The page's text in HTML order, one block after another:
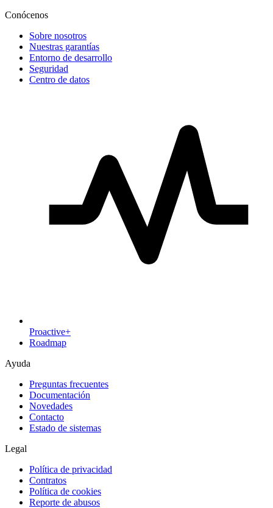
Conócenos
Sobre nosotros
Nuestras garantías
Entorno de desarrollo
Seguridad
Centro de datos
Proactive+
Roadmap
Ayuda
Preguntas frecuentes
Documentación
Novedades
Contacto
Estado de sistemas
Legal
Política de privacidad
Contratos
Política de cookies
Reporte de abusos